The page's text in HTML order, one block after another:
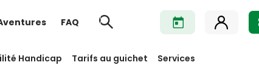
Handicap Tarifs au guichet Services
FAQ